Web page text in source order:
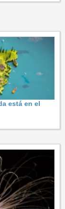
está en el